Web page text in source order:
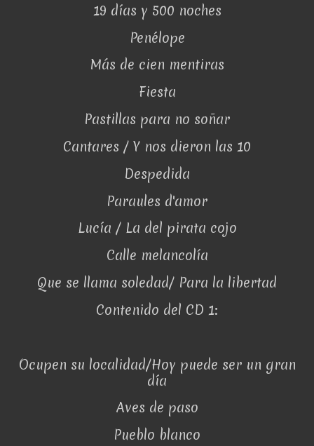
19 días y 500 noches
Penélope
Más de cien mentiras
Fiesta
Pastillas para no soñar
Cantares / Y nos dieron las 10
Despedida
Paraules d'amor
Lucía / La del pirata cojo
Calle melancolía
Que se llama soledad/ Para la libertad
Contenido del CD 1:
Ocupen su localidad/Hoy puede ser un gran
día
Aves de paso
Pueblo blanco